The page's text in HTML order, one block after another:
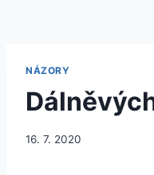
NÁZORY
16. 7. 2020